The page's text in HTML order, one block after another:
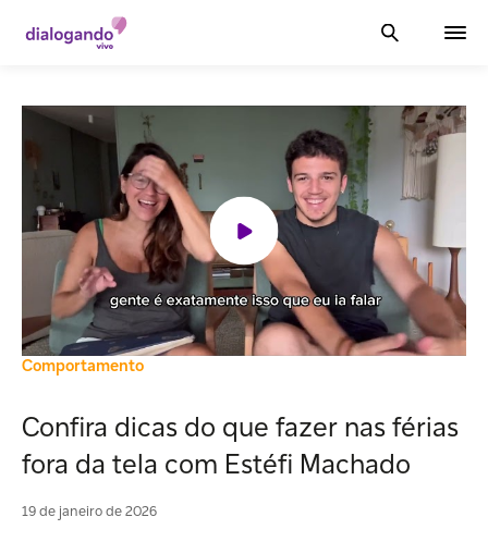
Comportamento
Confira dicas do que fazer nas férias
fora da tela com Estéfi Machado
19 de janeiro de 2026